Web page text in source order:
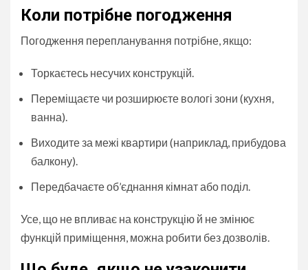
Коли потрібне погодження
Погодження перепланування потрібне, якщо:
Торкаєтесь несучих конструкцій.
Переміщаєте чи розширюєте вологі зони (кухня,
ванна).
Виходите за межі квартири (наприклад, прибудова
балкону).
Передбачаєте об’єднання кімнат або поділ.
Усе, що не впливає на конструкцію й не змінює
функцій приміщення, можна робити без дозволів.